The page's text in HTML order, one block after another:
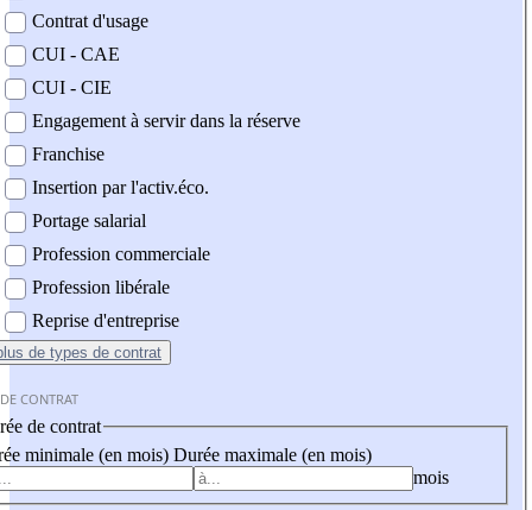
Contrat d'usage
CUI - CAE
CUI - CIE
Engagement à servir dans la réserve
Franchise
Insertion par l'activ.éco.
Portage salarial
Profession commerciale
Profession libérale
Reprise d'entreprise
de types de contrat
CONTRAT
de contrat
minimale (en mois) Durée maximale (en mois)
mois